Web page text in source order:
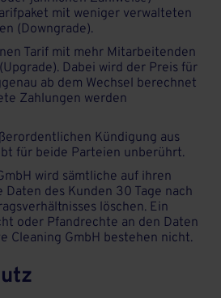
mit weniger verwalteten
(Downgrade).
Tarif mit mehr Mitarbeitenden
Dabei wird der Preis für
ab dem Wechsel berechnet
Zahlungen werden
Kündigung aus
für beide Parteien unberührt.
wird sämtliche auf ihren
des Kunden 30 Tage nach
löschen. Ein
oder Pfandrechte an den Daten
Cleaning GmbH bestehen nicht.